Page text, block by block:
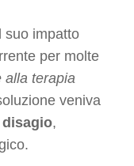
suo impatto
per molte
alla terapia
veniva
,